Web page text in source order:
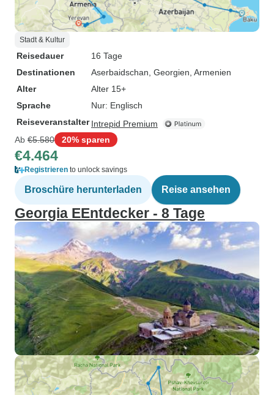
Stadt & Kultur
Reisedauer
16 Tage
Destinationen
Aserbaidschan , Georgien , Armenien
Alter
Alter 15+
Sprache
Nur: Englisch
Reiseveranstalter Intrepid Premium
Ab €5.580 20% sparen
€4.464
Registrieren to unlock savings
Broschüre herunterladen Reise ansehen
Georgia EEntdecker - 8 Tage